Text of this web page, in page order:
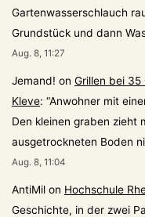
Gartenwasserschlauch
Grundstück und dann
Aug. 8, 11:27
Jemand! on Grillen bei
Kleve: “Anwohner mit
Den kleinen graben zieht
ausgetrockneten Boden
Aug. 8, 11:04
AntiMil on Hochschule
Geschichte, in der zwei